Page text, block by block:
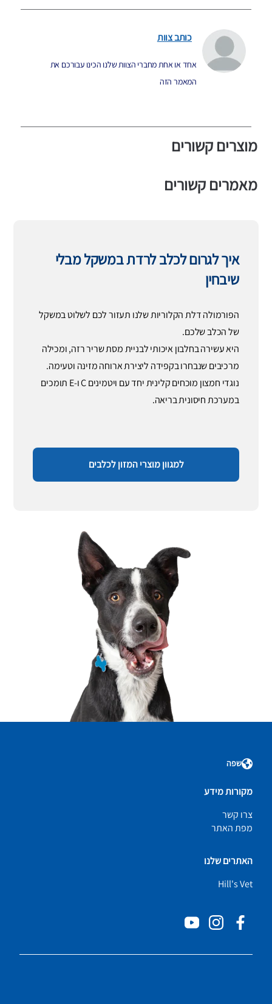
כותב צוות
אחד או אחת מחברי הצוות שלנו הכינו עבורכם את
המאמר הזה
מוצרים קשורים
מאמרים קשורים
איך לגרום לכלב לרדת במשקל מבלי
שיבחין
הפורמולה דלת הקלוריות שלנו תעזור לכם לשלוט במשקל
של הכלב שלכם.
היא עשירה בחלבון איכותי לבניית מסת שריר רזה, ומכילה
מרכיבים שנבחרו בקפידה ליצירת ארוחה מזינה וטעימה.
נוגדי חמצון מוכחים קלינית יחד עם ויטמינים C ו-E תומכים
במערכת חיסונית בריאה.
למגוון מוצרי המזון לכלבים
שפה
מקורות מידע
צרו קשר
מפת האתר
האתרים שלנו
Hill's Vet